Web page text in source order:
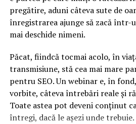
Sursa:ted.com
ARTICOLE PE ACEIASI TEMA:
URMATORUL
Unul dintre cei mai importanţi
Furious” nu va mai juca în
NU RATATI
O insulă din Filipine se închide.
pregătire, aduni câteva sute de
înregistrarea ajunge să zacă într-
mai deschide nimeni.
Păcat, fiindcă tocmai acolo, în
transmisiune, stă cea mai mare
pentru SEO. Un webinar e, în
vorbite, câteva întrebări reale și
Toate astea pot deveni conținut
întregi, dacă le așezi unde trebuie.